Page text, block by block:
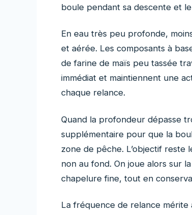
boule pendant sa descente et
En eau très peu profonde,
et aérée. Les composants à
de farine de maïs peu tassée
immédiat et maintiennent une
chaque relance.
Quand la profondeur dépasse
supplémentaire pour que la
zone de pêche. L’objectif reste
non au fond. On joue alors sur
chapelure fine, tout en
La fréquence de relance mérite